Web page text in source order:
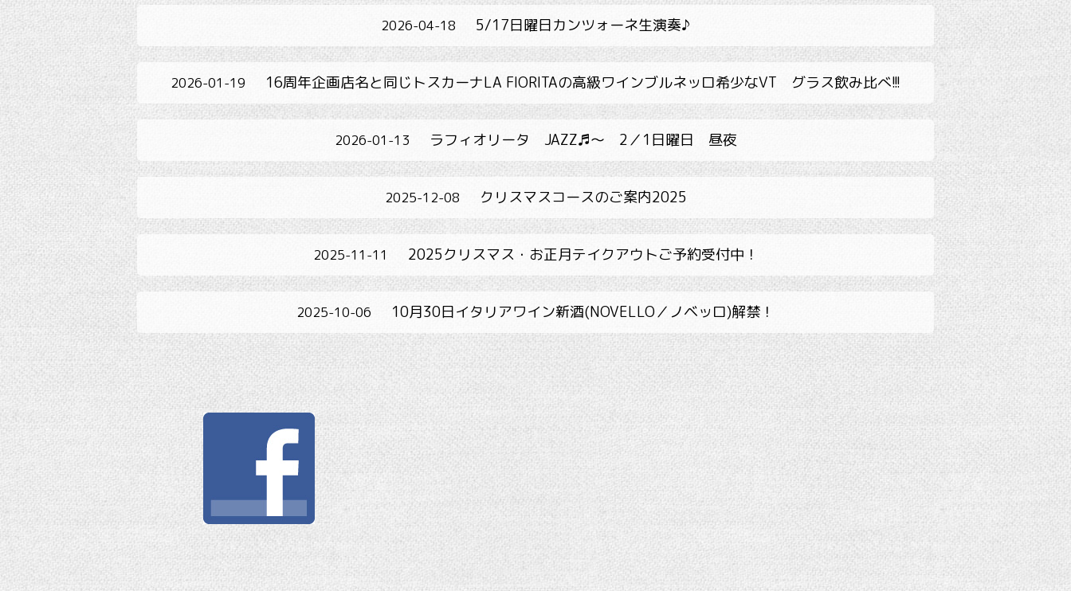
2026-04-18 5/17日曜日カンツォーネ生演奏♪
2026-01-19 16周年企画店名と同じトスカーナLA FIORITAの高級ワインブルネッロ希少なVT グラス飲み比べ!!!
2026-01-13 ラフィオリータ JAZZ♬～ 2／1日曜日 昼夜
2025-12-08 クリスマスコースのご案内2025
2025-11-11 2025クリスマス・お正月テイクアウトご予約受付中！
2025-10-06 10月30日イタリアワイン新酒(NOVELLO／ノベッロ)解禁！